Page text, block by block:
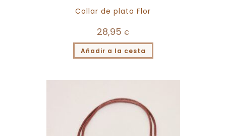
Collar de plata Flor
28,95 €
Añadir a la cesta